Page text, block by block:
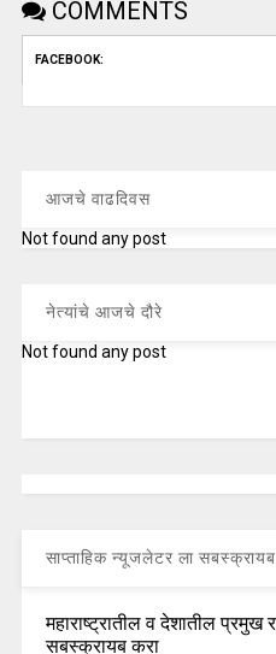
COMMENTS
FACEBOOK:
आजचे वाढदिवस
Not found any post
नेत्यांचे आजचे दौरे
Not found any post
साप्ताहिक न्यूजलेटर ला
महाराष्ट्रातील व देशातील प्रमुख
सबस्क्रायब करा